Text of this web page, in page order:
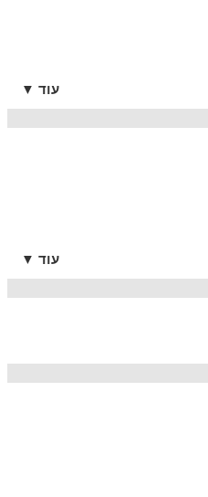
מוקפת במגוון אטרקציות גליליות,
יקבים איכותיים, מסלולי
ולהתפנק בעיסויים
עוד ▼
עוד ▼